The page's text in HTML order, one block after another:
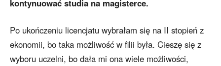
kontynuować studia na magisterce.
Po ukończeniu licencjatu wybrałam się na II stopień z
ekonomii, bo taka możliwość w filii była. Cieszę się z
wyboru uczelni, bo dała mi ona wiele możliwości,